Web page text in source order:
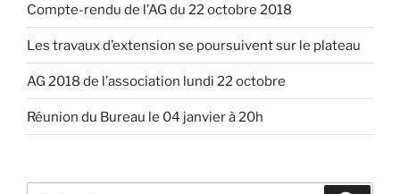
Compte-rendu de l’AG du 22 octobre 2018
Les travaux d’extension se poursuivent sur le plateau
AG 2018 de l’association lundi 22 octobre
Réunion du Bureau le 04 janvier à 20h